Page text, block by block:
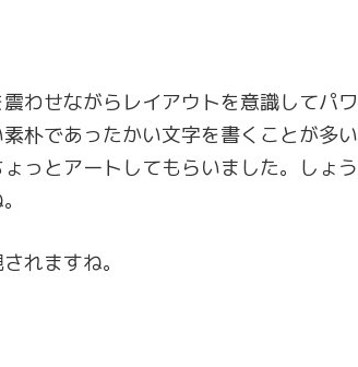
わせながらレイアウトを意識してパワ
朴であったかい文字を書くことが多い
っとアートしてもらいました。しょう
れますね。